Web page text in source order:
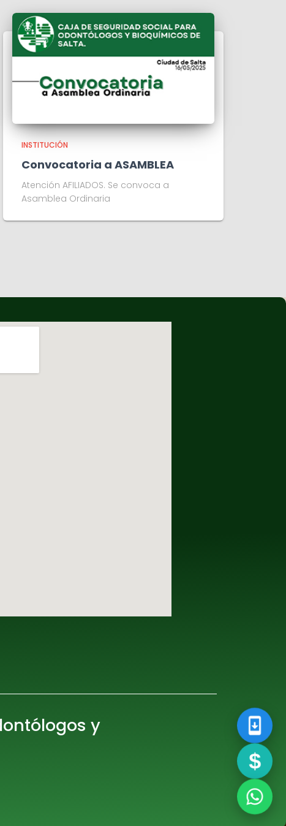
INSTITUCIÓN
Convocatoria a ASAMBLEA
Atención AFILIADOS. Se convoca a
Asamblea Ordinaria
y
$